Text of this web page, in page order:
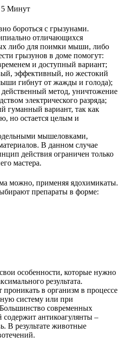
5 Минут
бороться с грызунами.
отличающихся
либо для поимки мыши, либо
грызунов в доме помогут:
и доступный вариант;
эффективный, но жестокий
гибнут от жажды и голода);
метод, уничтожение
электрического разряда;
гуманный вариант, так как
но остается целым и
мышеловками,
В данном случае
действия ограничен только
мастера.
можно, применяя ядохимикаты.
препараты в форме:
особенности, которые нужно
результата.
в организм в процессе
систему или при
современных
антикоагулянты –
В результате животные